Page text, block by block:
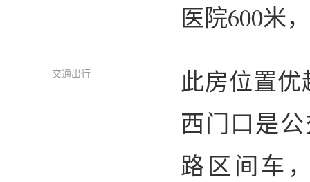
医院600米
交通出行
此房位置优
西门口是
路区间车